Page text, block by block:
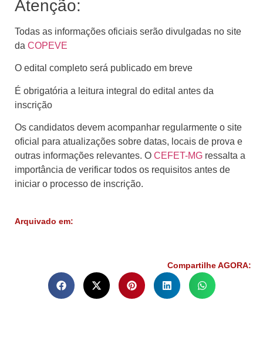
Atenção:
Todas as informações oficiais serão divulgadas no site
da COPEVE
O edital completo será publicado em breve
É obrigatória a leitura integral do edital antes da
inscrição
Os candidatos devem acompanhar regularmente o site
oficial para atualizações sobre datas, locais de prova e
outras informações relevantes. O CEFET-MG ressalta a
importância de verificar todos os requisitos antes de
iniciar o processo de inscrição.
Arquivado em:
Compartilhe AGORA: